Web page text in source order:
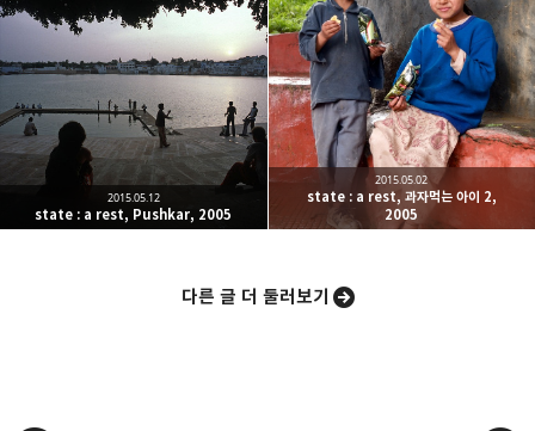
state : a rest, Pushkar, 2005
2015.05.12
state : a rest, 과자먹는 아이 2,
2005
2015.05.02
다른 글 더 둘러보기